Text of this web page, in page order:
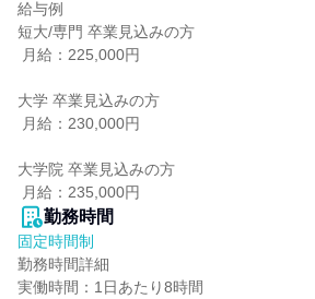
給与例
短大/専門 卒業見込みの方
大学 卒業見込みの方
大学院 卒業見込みの方
月給：235,000円
勤務時間
固定時間制
勤務時間詳細
実働時間：1日あたり8時間